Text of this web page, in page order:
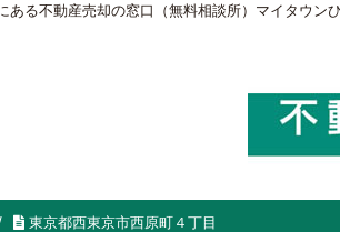
ある不動産売却の窓口（無料相談所）マイタウ
東京都西東京市西原町４丁目